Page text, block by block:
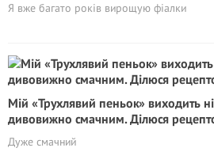
Я вже багато років вирощую фіалки
Мій «Трухлявий пеньок» виходить
дивовижно смачним. Ділюся
Дуже смачний